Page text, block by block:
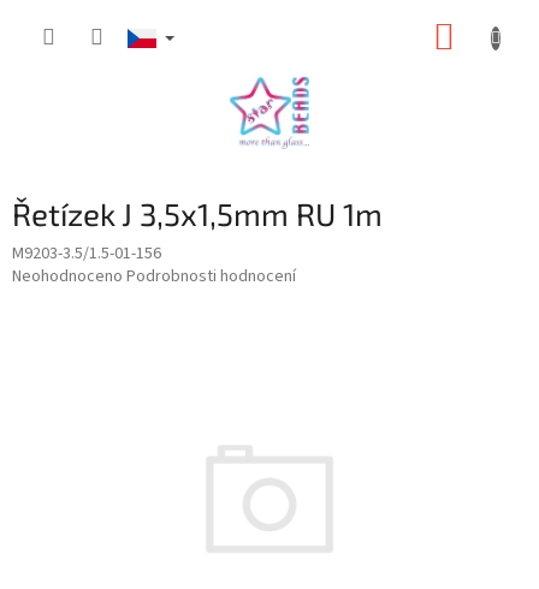
Řetízek J 3,5x1,5mm RU 1m
M9203-3.5/1.5-01-156
Průměrné
Neohodnoceno Podrobnosti hodnocení